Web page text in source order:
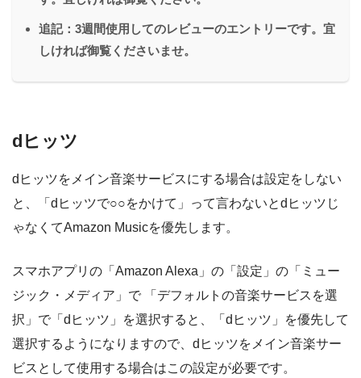
追記：3週間使用してのレビューのエントリーです。宜
しければ御覧くださいませ。
dヒッツ
dヒッツをメイン音楽サービスにする場合は設定をしない
と、「dヒッツで○○をかけて」って言わないとdヒッツじ
ゃなくてAmazon Musicを優先します。
スマホアプリの「Amazon Alexa」の「設定」の「ミュー
ジック・メディア」で 「デフォルトの音楽サービスを選
択」で「dヒッツ」を選択すると、「dヒッツ」を優先して
選択するようになりますので、dヒッツをメイン音楽サー
ビスとして使用する場合はこの設定が必要です。